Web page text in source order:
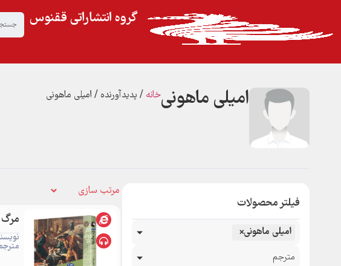
گروه انتشاراتی ققنوس
امیلی ماهونیخانه / پدیدآورنده / امیلی ماهونی
فیلتر محصولات
امیلی ماهونی×
مترجم
مرگ